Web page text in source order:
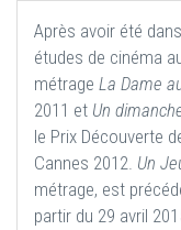
Après avoir été
études de cinéma
métrage La Dame
2011 et Un
le Prix Découverte
Cannes 2012. Un
métrage, est
partir du 29 avril